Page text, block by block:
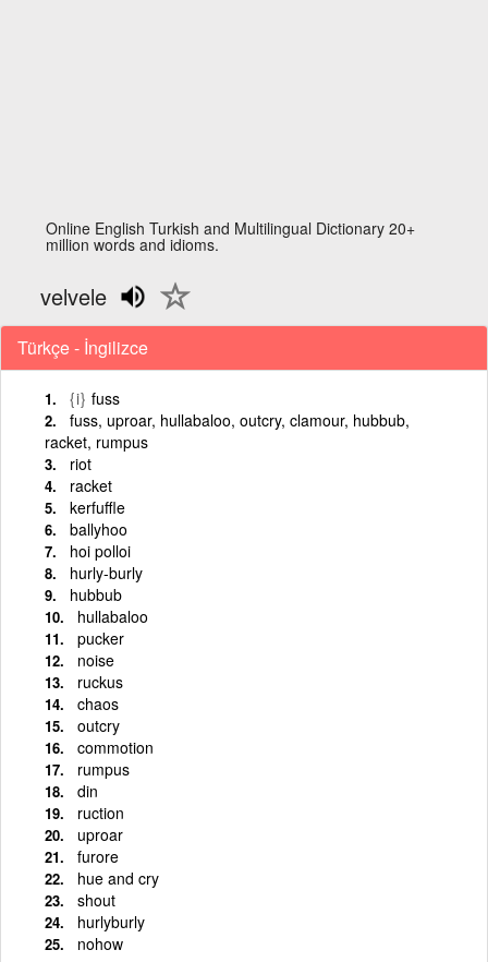
Online English Turkish and Multilingual Dictionary 20+
million words and idioms.
velvele
Türkçe - İngilizce
{i} fuss
fuss, uproar, hullabaloo, outcry, clamour, hubbub,
racket, rumpus
riot
racket
kerfuffle
ballyhoo
hoi polloi
hurly-burly
hubbub
hullabaloo
pucker
noise
ruckus
chaos
outcry
commotion
rumpus
din
ruction
uproar
furore
hue and cry
shout
hurlyburly
nohow